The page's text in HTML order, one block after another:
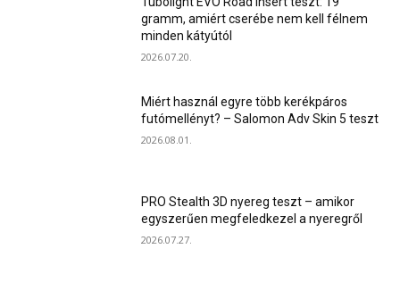
gramm, amiért cserébe nem kell félnem
minden kátyútól
2026.07.20.
Miért használ egyre több kerékpáros
futómellényt? – Salomon Adv Skin 5 teszt
2026.08.01.
PRO Stealth 3D nyereg teszt – amikor
egyszerűen megfeledkezel a nyeregről
2026.07.27.